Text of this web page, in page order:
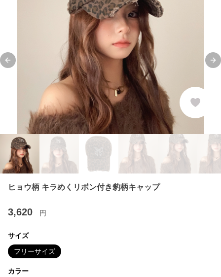
Previous slide
ヒョウ柄 キラめくリボン付き豹柄キャップ
3,620 円
サイズ
フリーサイズ
カラー